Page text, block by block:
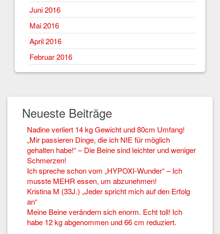
Juni 2016
Mai 2016
April 2016
Februar 2016
Neueste Beiträge
Nadine verliert 14 kg Gewicht und 80cm Umfang!
„Mir passieren Dinge, die ich NIE für möglich
gehalten habe!“ – Die Beine sind leichter und weniger
Schmerzen!
Ich spreche schon vom „HYPOXI-Wunder“ – Ich
musste MEHR essen, um abzunehmen!
Kristina M (33J.) „Jeder spricht mich auf den Erfolg
an“
Meine Beine verändern sich enorm. Echt toll! Ich
habe 12 kg abgenommen und 66 cm reduziert.